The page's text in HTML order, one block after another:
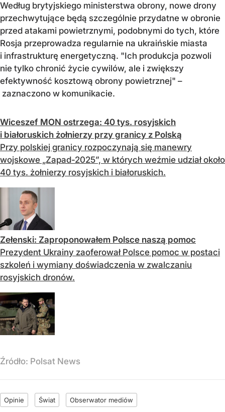
Według brytyjskiego ministerstwa obrony, nowe drony
przechwytujące będą szczególnie przydatne w obronie
przed atakami powietrznymi, podobnymi do tych, które
Rosja przeprowadza regularnie na ukraińskie miasta
i infrastrukturę energetyczną. "Ich produkcja pozwoli
nie tylko chronić życie cywilów, ale i zwiększy
efektywność kosztową obrony powietrznej" –
zaznaczono w komunikacie.
Wiceszef MON ostrzega: 40 tys. rosyjskich
i białoruskich żołnierzy przy granicy z Polską
Przy polskiej granicy rozpoczynają się manewry
wojskowe „Zapad-2025”, w których weźmie udział około
40 tys. żołnierzy rosyjskich i białoruskich.
Zełenski: Zaproponowałem Polsce naszą pomoc
Prezydent Ukrainy zaoferował Polsce pomoc w postaci
szkoleń i wymiany doświadczenia w zwalczaniu
rosyjskich dronów.
Źródło: Polsat News
Opinie Świat Obserwator mediów